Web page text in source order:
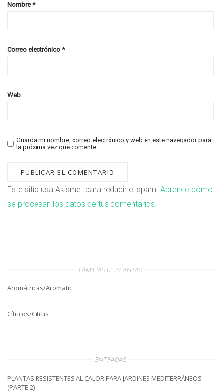
Nombre*
Correo electrónico *
Web
Guarda mi nombre, correo electrónico y web en este navegador para
la próxima vez que comente.
Este sitio usa Akismet para reducir el spam. Aprende cómo
se procesan los datos de tus comentarios.
FAMILIAS DE PLANTAS
Aromátricas/Aromatic
Cítricos/Citrus
ENTRADAS
PLANTAS RESISTENTES AL CALOR PARA JARDINES MEDITERRÁNEOS
(PARTE 2)